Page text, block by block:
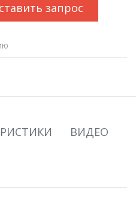
запрос
ВИДЕО